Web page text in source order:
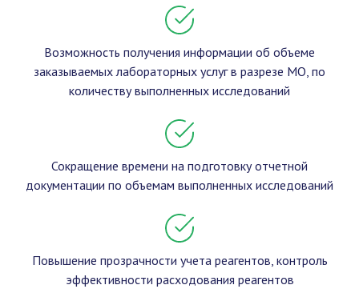
Возможность получения информации об объеме
заказываемых лабораторных услуг в разрезе МО, по
количеству выполненных исследований
Сокращение времени на подготовку отчетной
документации по объемам выполненных исследований
Повышение прозрачности учета реагентов, контроль
эффективности расходования реагентов